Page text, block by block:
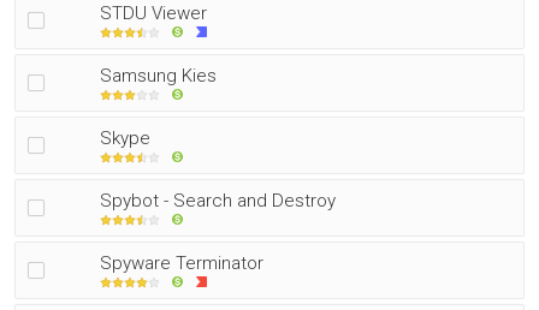
STDU Viewer
Samsung Kies
Skype
Spybot - Search and Destroy
Spyware Terminator